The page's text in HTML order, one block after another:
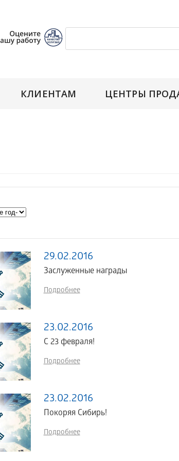
КЛИЕНТАМ ЦЕНТРЫ
29.02.2016
Заслуженные награды
Подробнее
23.02.2016
C 23 февраля!
Подробнее
23.02.2016
Покоряя Сибирь!
Подробнее